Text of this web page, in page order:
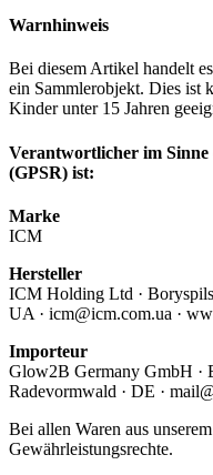
Warnhinweis
Bei diesem Artikel handelt
ein Sammlerobjekt. Dies ist
Kinder unter 15 Jahren
Verantwortlicher im
(GPSR) ist:
Marke
ICM
Hersteller
ICM Holding Ltd ·
UA · icm@icm.com.ua ·
Importeur
Glow2B Germany GmbH ·
Radevormwald · DE ·
Bei allen Waren aus
Gewährleistungsrechte.